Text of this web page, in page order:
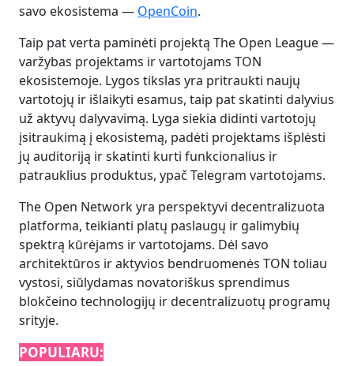
savo ekosistema — OpenCoin.​
Taip pat verta paminėti projektą The Open League —
varžybas projektams ir vartotojams TON
ekosistemoje. Lygos tikslas yra pritraukti naujų
vartotojų ir išlaikyti esamus, taip pat skatinti dalyvius
už aktyvų dalyvavimą. Lyga siekia didinti vartotojų
įsitraukimą į ekosistemą, padėti projektams išplėsti
jų auditoriją ir skatinti kurti funkcionalius ir
patrauklius produktus, ypač Telegram vartotojams. ​
The Open Network yra perspektyvi decentralizuota
platforma, teikianti platų paslaugų ir galimybių
spektrą kūrėjams ir vartotojams. Dėl savo
architektūros ir aktyvios bendruomenės TON toliau
vystosi, siūlydamas novatoriškus sprendimus
blokčeino technologijų ir decentralizuotų programų
srityje.
POPULIARU: